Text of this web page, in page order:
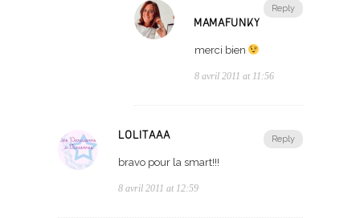
Reply
MAMAFUNKY
merci bien
8 avril 2011 at 11:56
Reply
LOLITAAA
bravo pour la smart!!!
8 avril 2011 at 12:59